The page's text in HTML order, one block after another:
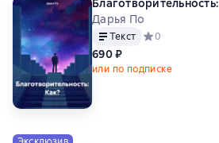
Дарья По
Текст Средний
0
690 ₽
или по подписке